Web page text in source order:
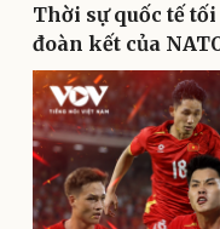
Kinh tế
Bất động sản
Khởi nghiệp
Thời sự quốc tế
đoàn kết của